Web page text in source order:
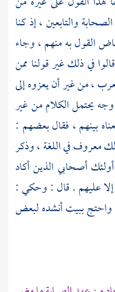
والتابعين ، إذ كنا
القول به منهم ، وجاء
في ذلك غير قولنا ممن
، من غير أن يعزوه إلى
يحتمل الكلام من غير
بينهم ، فقال بعضهم :
معروف في اللغة ، وذكر
أصحابي الذين أكاد
إلا عليهم . قال : وحكي :
واحتج ببيت أنشده لبعض